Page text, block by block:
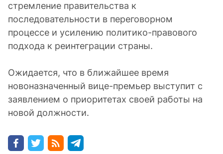
стремление правительства к
последовательности в переговорном
процессе и усилению политико-правового
подхода к реинтеграции страны.
Ожидается, что в ближайшее время
новоназначенный вице-премьер выступит с
заявлением о приоритетах своей работы на
новой должности.